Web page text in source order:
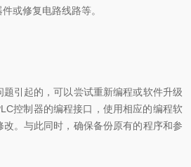
或修复电路线路等。
引起的，可以尝试重新编程或软件升级
控制器的编程接口，使用相应的编程软
。与此同时，确保备份原有的程序和参